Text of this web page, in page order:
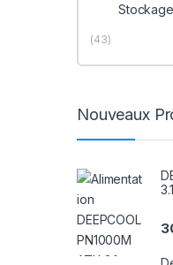
(43)
Nouveaux